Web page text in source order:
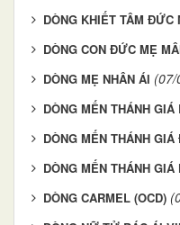
DÒNG KHIẾT TÂM ĐỨC
DÒNG CON ĐỨC MẸ
DÒNG MẸ NHÂN ÁI (07/
DÒNG MẾN THÁNH GIÁ
DÒNG MẾN THÁNH
DÒNG MẾN THÁNH GIÁ
DÒNG CARMEL (OCD)